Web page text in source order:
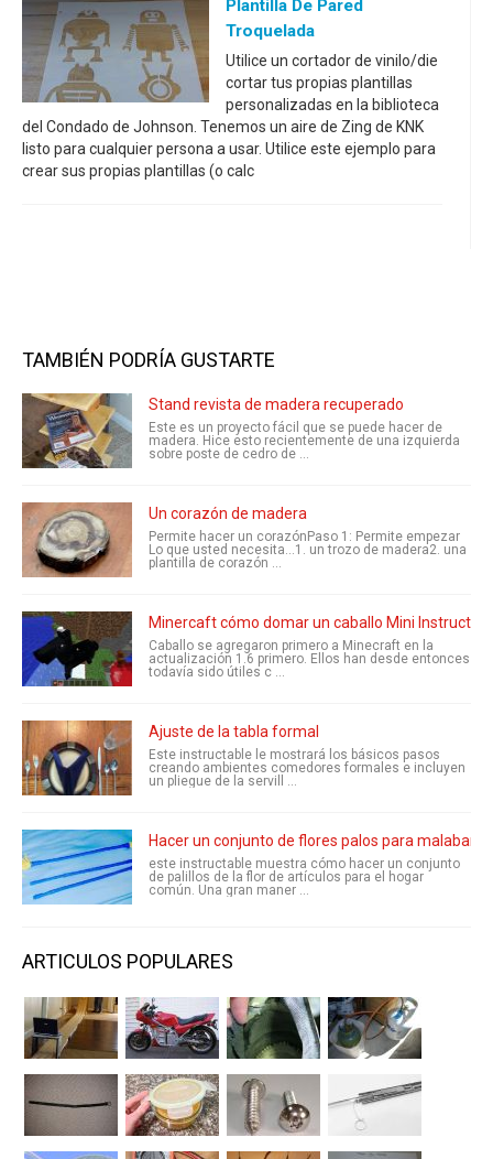
Plantilla De Pared
Troquelada
Utilice un cortador de vinilo/die
cortar tus propias plantillas
personalizadas en la biblioteca
del Condado de Johnson. Tenemos un aire de Zing de KNK
listo para cualquier persona a usar. Utilice este ejemplo para
crear sus propias plantillas (o calc
TAMBIÉN PODRÍA GUSTARTE
Stand revista de madera recuperado
Este es un proyecto fácil que se puede hacer de
madera. Hice esto recientemente de una izquierda
sobre poste de cedro de ...
Un corazón de madera
Permite hacer un corazónPaso 1: Permite empezar
Lo que usted necesita...1. un trozo de madera2. una
plantilla de corazón ...
Minercaft cómo domar un caballo Mini
Caballo se agregaron primero a Minecraft en la
actualización 1.6 primero. Ellos han desde entonces
todavía sido útiles c ...
Ajuste de la tabla formal
Este instructable le mostrará los básicos pasos
creando ambientes comedores formales e incluyen
un pliegue de la servill ...
Hacer un conjunto de flores palos para malabares
este instructable muestra cómo hacer un conjunto
de palillos de la flor de artículos para el hogar
común. Una gran maner ...
ARTICULOS POPULARES